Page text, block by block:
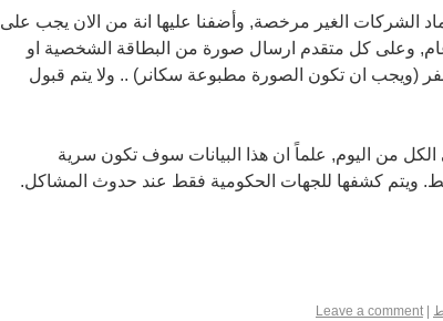
الشركات الغير مرخصة, وأضفنا عليها انة من الان يجب على
متقدم ان يكون عمرة يتجاوز 18 عام, وعلى كل متقدم ارسال صورة من البطاقة الشخصية او
(ويجب ان تكون الصورة مطبوعة سكانر) .. ولا يتم قبول
من اليوم, علماً ان هذا البيانات سوف تكون سرية
ويتم كشفها للجهات الحكومية فقط عند حدوث المشاكل.
Leave a comment